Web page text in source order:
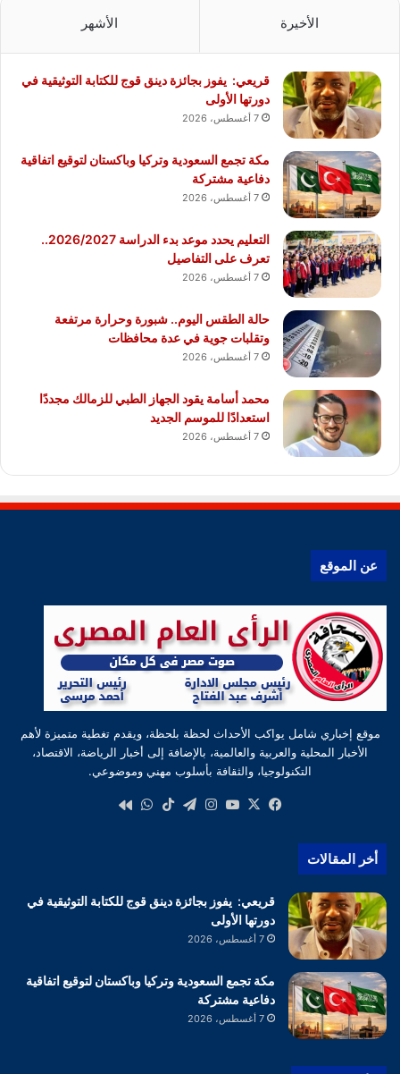
الأخيرة الأشهر
قريعي: يفوز بجائزة دينق قوج للكتابة التوثيقية في
دورتها الأولى
7 أغسطس، 2026
مكة تجمع السعودية وتركيا وباكستان لتوقيع اتفاقية
دفاعية مشتركة
7 أغسطس، 2026
التعليم يحدد موعد بدء الدراسة 2026/2027..
تعرف على التفاصيل
7 أغسطس، 2026
حالة الطقس اليوم.. شبورة وحرارة مرتفعة
وتقلبات جوية في عدة محافظات
7 أغسطس، 2026
محمد أسامة يقود الجهاز الطبي للزمالك مجددًا
استعدادًا للموسم الجديد
7 أغسطس، 2026
عن الموقع
موقع إخباري شامل يواكب الأحداث لحظة بلحظة، ويقدم تغطية متميزة لأهم
الأخبار المحلية والعربية والعالمية، بالإضافة إلى أخبار الرياضة، الاقتصاد،
التكنولوجيا، والثقافة بأسلوب مهني وموضوعي.
فيسبوك
‫X
‫YouTube
انستقرام
تيلقرام‫TikTokواتساب
أخر المقالات
قريعي: يفوز بجائزة دينق قوج للكتابة التوثيقية في
دورتها الأولى
7 أغسطس، 2026
مكة تجمع السعودية وتركيا وباكستان لتوقيع اتفاقية
دفاعية مشتركة
7 أغسطس، 2026